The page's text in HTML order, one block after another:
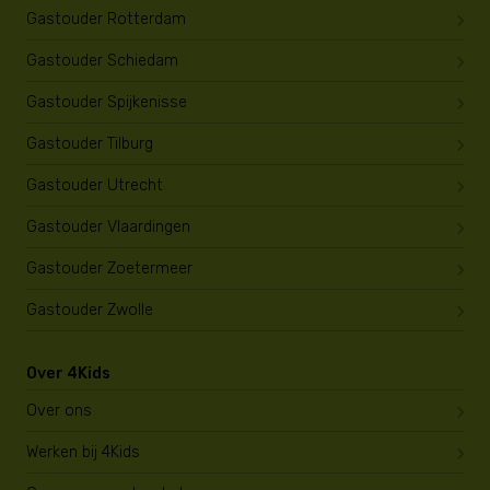
Gastouder Rotterdam
Gastouder Schiedam
Gastouder Spijkenisse
Gastouder Tilburg
Gastouder Utrecht
Gastouder Vlaardingen
Gastouder Zoetermeer
Gastouder Zwolle
Over 4Kids
Over ons
Werken bij 4Kids